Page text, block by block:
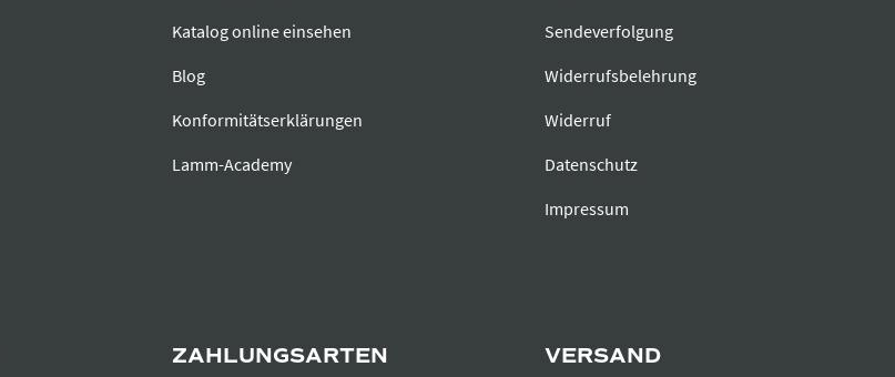
Katalog online einsehen
Blog
Konformitätserklärungen
Lamm-Academy
Sendeverfolgung
Widerrufsbelehrung
Widerruf
Datenschutz
Impressum
ZAHLUNGSARTEN VERSAND